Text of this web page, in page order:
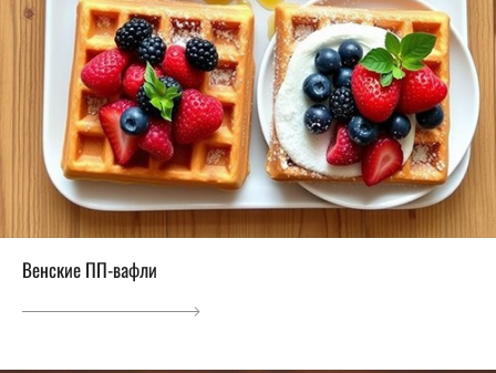
Венские ПП-вафли